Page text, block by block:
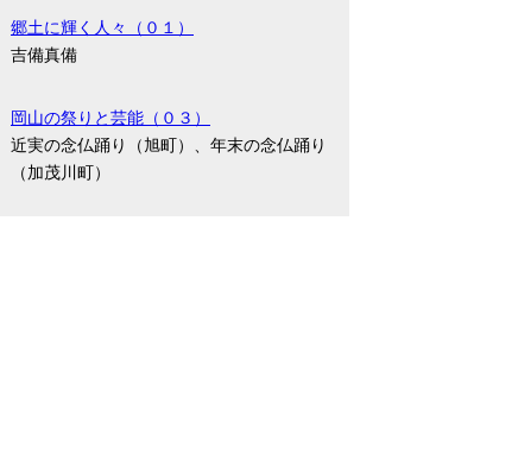
郷土に輝く人々（０１）
吉備真備
岡山の祭りと芸能（０３）
近実の念仏踊り（旭町）、年末の念仏踊り
（加茂川町）